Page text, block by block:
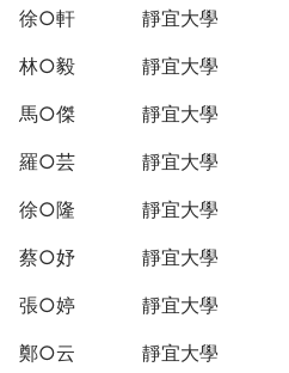
徐○軒 靜宜大學
林○毅 靜宜大學
馬○傑 靜宜大學
羅○芸 靜宜大學
徐○隆 靜宜大學
蔡○妤 靜宜大學
張○婷 靜宜大學
鄭○云 靜宜大學